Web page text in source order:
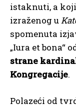
istaknuti, a
izraženog u
spomenuta
„Iura et bona“
strane
Kongregacije.
Polazeći od